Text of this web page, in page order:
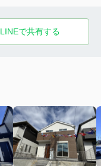
LINEで共有する